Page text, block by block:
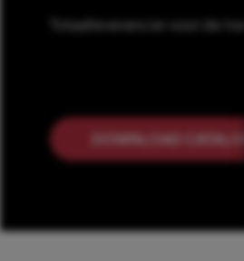
Totaalleverancier voor de
DOWNLOAD